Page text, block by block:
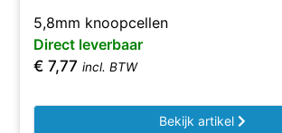
5,8mm knoopcellen
Direct leverbaar
€ 7,77 incl. BTW
Bekijk artikel